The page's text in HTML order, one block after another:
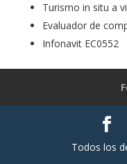
Turismo in situ a
Evaluador de
Infonavit EC0552
Todos los